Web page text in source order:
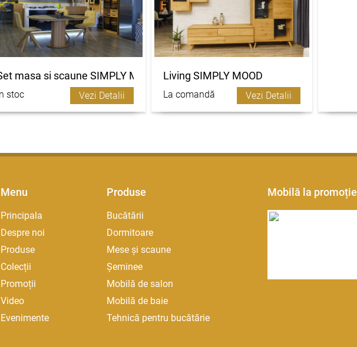
masa si scaune SIMPLY MOOD
stoc Vezi Detalii
Living SIMPLY MOOD
La comandă Vezi Detalii
Menu
Principala
Despre noi
Produse
Colecții
Promoții
Video
Evenimente
Produse
Bucătării
Dormitoare
Mese și scaune
Șeminee
Mobilă de salon
Mobilă de baie
Tehnică pentru bucătărie
Mobilă la promoție